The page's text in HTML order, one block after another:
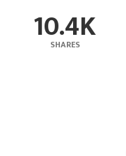
10.4K
SHARES